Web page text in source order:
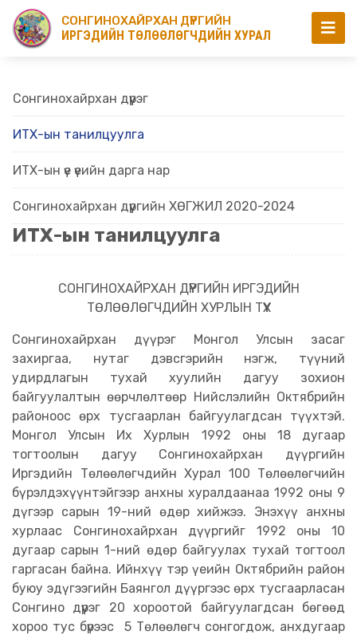
СОНГИНОХАЙРХАН ДҮҮРГИЙН
ИРГЭДИЙН ТӨЛӨӨЛӨГЧДИЙН ХУРАЛ
Сонгинохайрхан дүүрэг
ИТХ-ын танилцуулга
ИТХ-ын үе үеийн дарга нар
Сонгинохайрхан дүүргийн ХӨГЖИЛ 2020-2024
ИТХ-ын танилцуулга
СОНГИНОХАЙРХАН ДҮҮРГИЙН ИРГЭДИЙН
ТӨЛӨӨЛӨГЧДИЙН ХУРЛЫН ТҮҮХ
Сонгинохайрхан дүүрэг Монгол Улсын засаг
захиргаа, нутаг дэвсгэрийн нэгж, түүний
удирдлагын тухай хуулийн дагуу зохион
байгуулалтын өөрчлөлтөөр Нийслэлийн Октябрийн
районоос өрх тусгаарлан байгуулагдсан түүхтэй.
Монгол Улсын Их Хурлын 1992 оны 18 дугаар
тогтоолын дагуу Сонгинохайрхан дүүргийн
Иргэдийн Төлөөлөгчдийн Хурал 100 Төлөөлөгчийн
бүрэлдэхүүнтэйгээр анхны хуралдаанаа 1992 оны 9
дүгээр сарын 19-ний өдөр хийжээ. Энэхүү анхны
хурлаас Сонгинохайрхан дүүргийг 1992 оны 10
дугаар сарын 1-ний өдөр байгуулах тухай тогтоол
гаргасан байна. Ийнхүү тэр үеийн Октябрийн район
буюу эдүгээгийн Баянгол дүүргээс өрх тусгаарласан
Сонгино дүүрэг 20 хороотой байгуулагдсан бөгөөд
хороо тус бүрээс 5 Төлөөлөгч сонгогдож, анхдугаар